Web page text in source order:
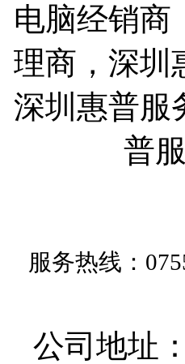
电脑经销商
理商，深圳
深圳惠普服
普
服务热线：
公司地址